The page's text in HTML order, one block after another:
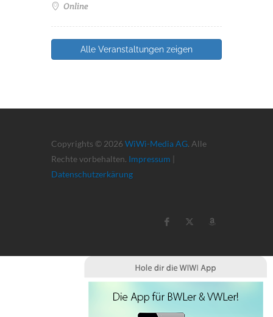
Online
Alle Veranstaltungen zeigen
Copyrights © 2026 WiWi-Media AG. Alle
Rechte vorbehalten. Impressum |
Datenschutzerkärung